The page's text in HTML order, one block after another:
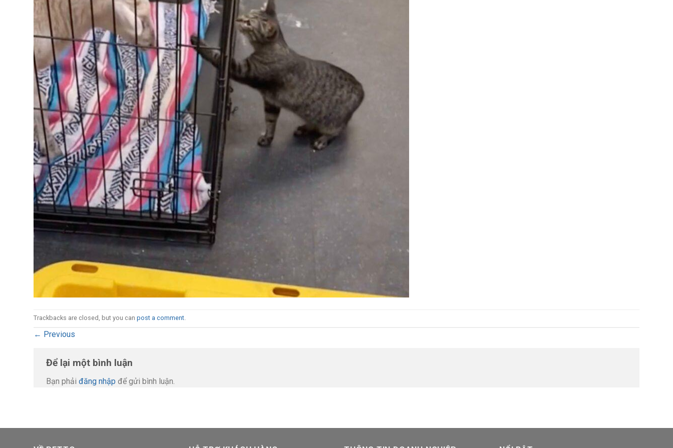
Trackbacks are closed, but you can post a comment
← Previous
Để lại một bình luận
Bạn phải đăng nhập để gửi bình luận.